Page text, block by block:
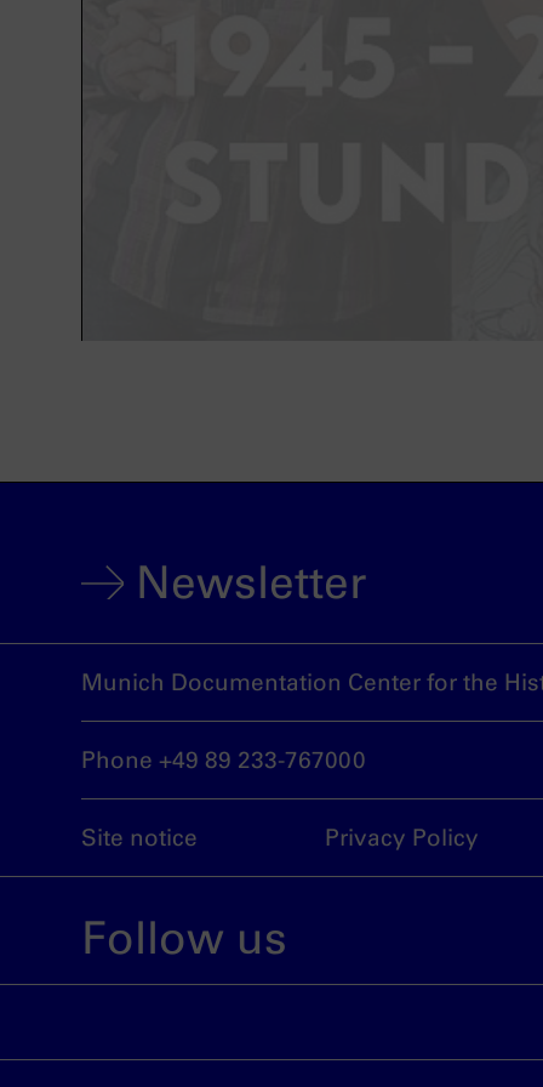
Newsletter
Munich Documentation Center for the
Phone +49 89 233-767000
Site notice Privacy Policy
Follow us